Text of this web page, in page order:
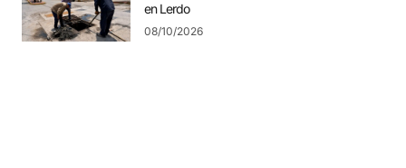
en Lerdo
08/10/2026